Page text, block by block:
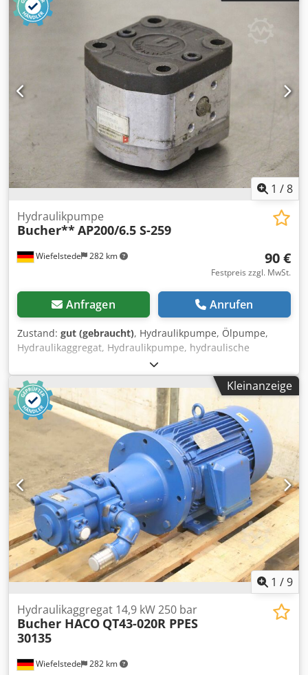
S 259 -Flansch/Welle: siehe Foto, Vierkant 8 x 17 mm -
Anzahl: 2x Pumpen vorhanden -Preis: pro Stück -
Abmessungen: 98/84/H100 mm -Gewicht: 2,3 kg/St.
1 /8
Wiefelstede 282 km
Hydraulikpumpe
Bucher**AP200/6.5 S-259
90 €
Festpreis zzgl. MwSt.
Anfragen Anrufen
Zustand: gut (gebraucht), Hydraulikpumpe, Ölpumpe,
Hydraulikaggregat, Hydraulikpumpe, hydraulische
Pumpe,Fahrmotor, Antriebsmotor, Zahnradpumpe, Gear
Pump -Hersteller: Bucher, Hydraulikpumpe
Zahnradpumpe Dsdpegn Hymsfx Acmsck -Typ: AP200/6.5
S-259 -Abmessungen: 100/80/H80 mm -Gewicht: 1,9 kg
Kleinanzeige
1 /9
Wiefelstede 282 km
Hydraulikaggregat 14,9 kW 250 bar
Bucher HACO QT43-020R PPES
30135